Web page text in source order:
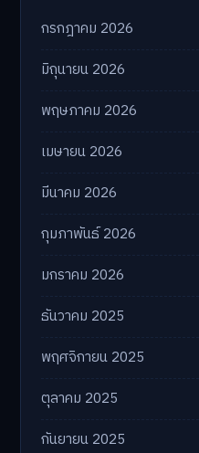
กรกฎาคม 2026
มิถุนายน 2026
พฤษภาคม 2026
เมษายน 2026
มีนาคม 2026
กุมภาพันธ์ 2026
มกราคม 2026
ธันวาคม 2025
พฤศจิกายน 2025
ตุลาคม 2025
กันยายน 2025